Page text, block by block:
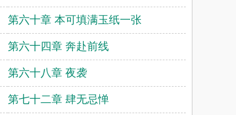
第六十章 本可填满玉纸一张
第六十四章 奔赴前线
第六十八章 夜袭
第七十二章 肆无忌惮